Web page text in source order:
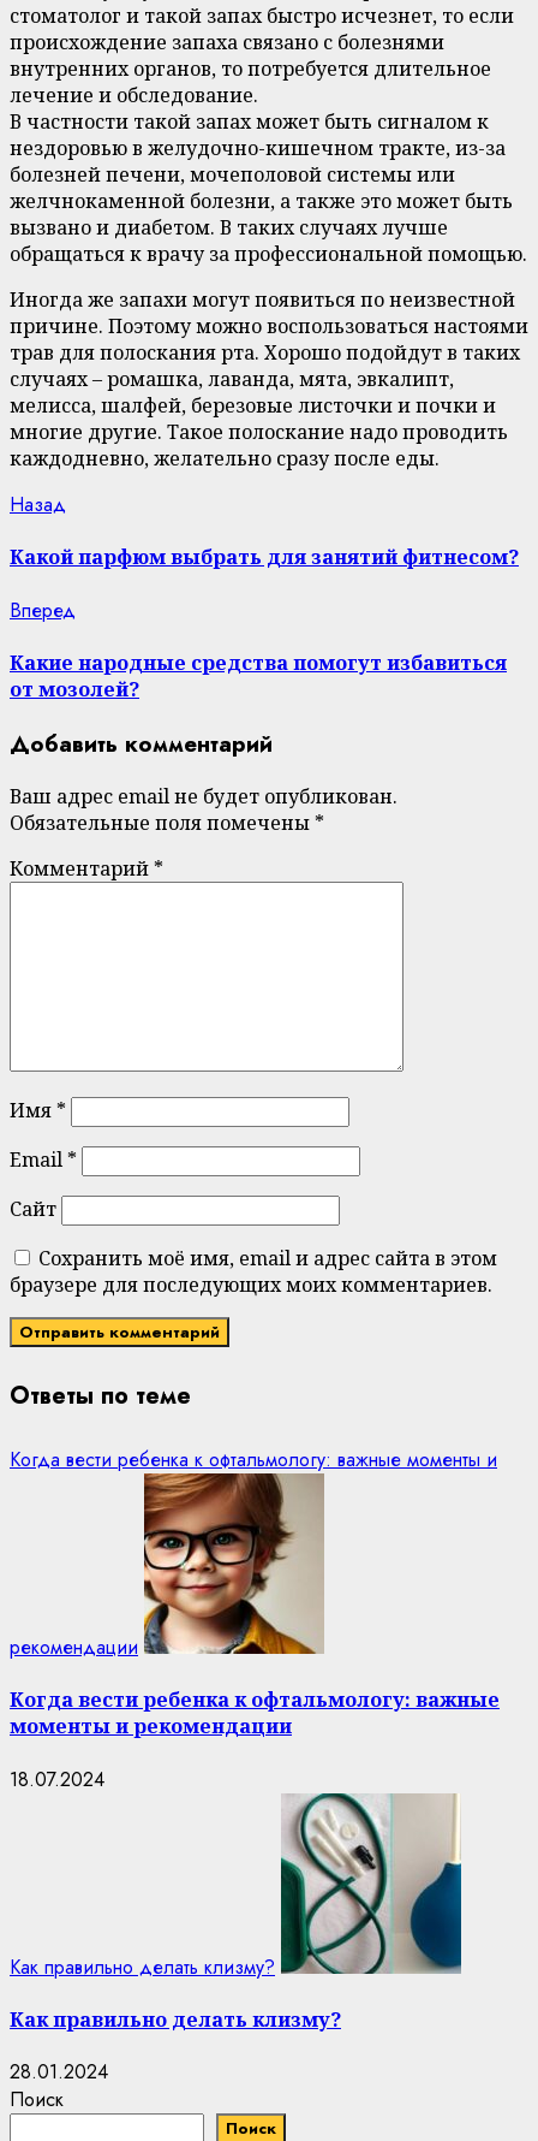
стоматолог и такой запах быстро исчезнет, то если
происхождение запаха связано с болезнями
внутренних органов, то потребуется длительное
лечение и обследование.
В частности такой запах может быть сигналом к
нездоровью в желудочно-кишечном тракте, из-за
болезней печени, мочеполовой системы или
желчнокаменной болезни, а также это может быть
вызвано и диабетом. В таких случаях лучше
обращаться к врачу за профессиональной помощью.
Иногда же запахи могут появиться по неизвестной
причине. Поэтому можно воспользоваться настоями
трав для полоскания рта. Хорошо подойдут в таких
случаях – ромашка, лаванда, мята, эвкалипт,
мелисса, шалфей, березовые листочки и почки и
многие другие. Такое полоскание надо проводить
каждодневно, желательно сразу после еды.
Continue
Reading
Назад
Какой парфюм выбрать для занятий фитнесом?
Вперед
Какие народные средства помогут избавиться
от мозолей?
Добавить комментарий
Ваш адрес email не будет опубликован.
Обязательные поля помечены *
Комментарий *
Имя *
Email *
Сайт
Сохранить моё имя, email и адрес сайта в этом
браузере для последующих моих комментариев.
Ответы по теме
Когда вести ребенка к офтальмологу: важные моменты и
рекомендации
Когда вести ребенка к офтальмологу: важные
моменты и рекомендации
18.07.2024
Как правильно делать клизму?
Как правильно делать клизму?
28.01.2024
Поиск
Поиск